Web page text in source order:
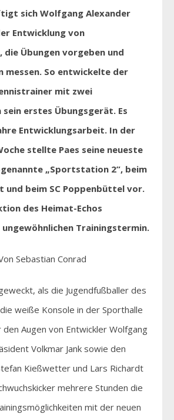
sich Wolfgang Alexander
Entwicklung von
die Übungen vorgeben und
messen. So entwickelte der
mit zwei
sein erstes Übungsgerät. Es
Entwicklungsarbeit. In der
stellte Paes seine neueste
„Sportstation 2”, beim
und beim SC Poppenbüttel vor.
des Heimat-Echos
Trainingstermin.
Sebastian Conrad
als die Jugendfußballer des
weiße Konsole in der Sporthalle
Augen von Entwickler Wolfgang
Volkmar Jank sowie den
Kießwetter und Lars Richardt
mehrere Stunden die
mit der neuen